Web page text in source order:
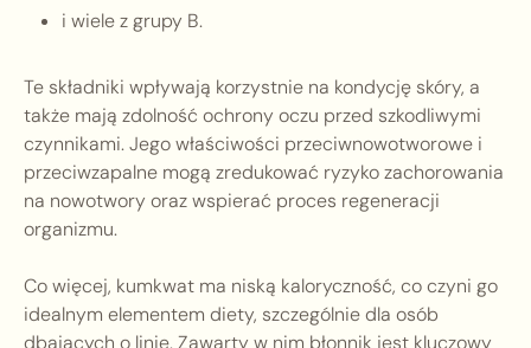
i wiele z grupy B.
Te składniki wpływają korzystnie na kondycję skóry, a
także mają zdolność ochrony oczu przed szkodliwymi
czynnikami. Jego właściwości przeciwnowotworowe i
przeciwzapalne mogą zredukować ryzyko zachorowania
na nowotwory oraz wspierać proces regeneracji
organizmu.
Co więcej, kumkwat ma niską kaloryczność, co czyni go
idealnym elementem diety, szczególnie dla osób
dbających o linię. Zawarty w nim błonnik jest kluczowy